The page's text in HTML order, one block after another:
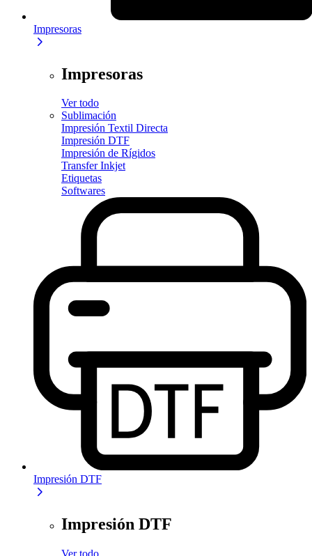
Impresoras
Impresoras
Ver todo
Sublimación
Impresión Textil Directa
Impresión DTF
Impresión de Rígidos
Transfer Inkjet
Etiquetas
Softwares
Impresión DTF
Impresión DTF